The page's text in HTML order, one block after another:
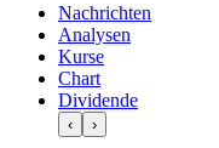
Nachrichten
Analysen
Kurse
Chart
Dividende
‹ ›